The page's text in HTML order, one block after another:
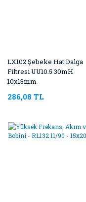
LX102 Şebeke Hat Dalga
Filtresi UU10.5 30mH
10x13mm
286,08 TL